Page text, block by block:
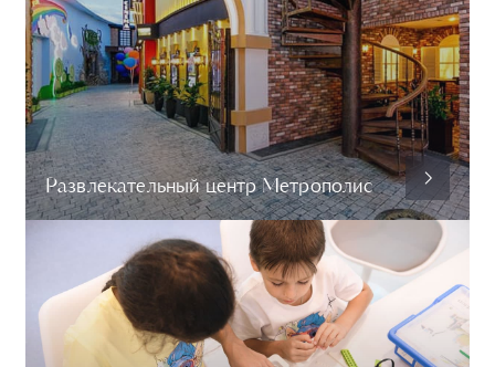
Развлекательный центр Метрополис